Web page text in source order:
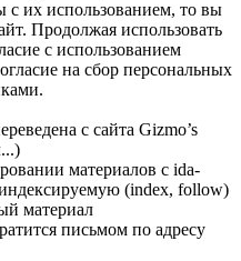
с их использованием, то вы
Продолжая использовать
с использованием
на сбор персональных
с сайта Gizmo’s
материалов с ida-
(index, follow)
материал
письмом по адресу